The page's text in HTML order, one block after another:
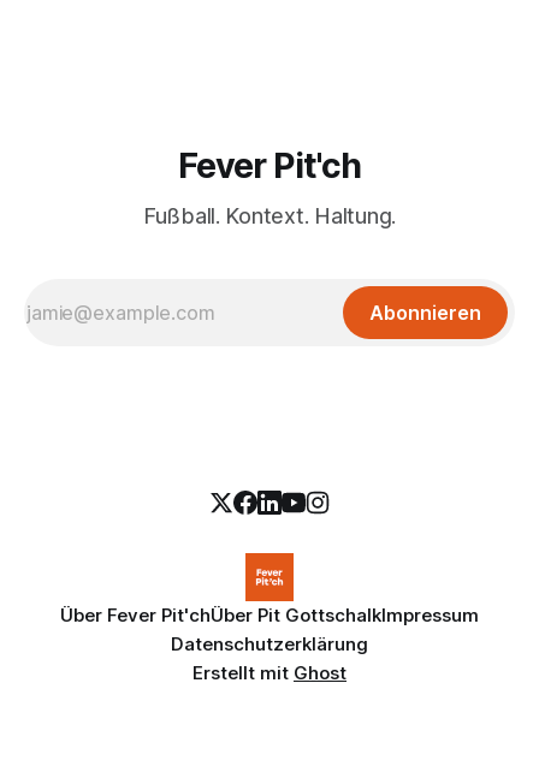
Fever Pit'ch
Fußball. Kontext. Haltung.
Abonnieren
Über Fever Pit'chÜber Pit GottschalkImpressum
Datenschutzerklärung
Erstellt mit Ghost